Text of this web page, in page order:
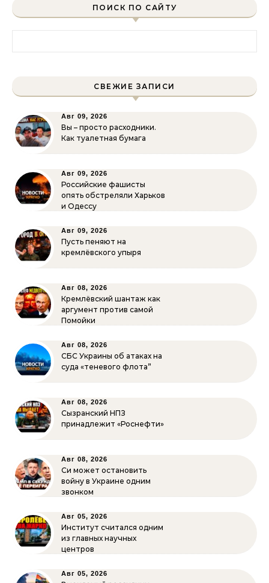
ПОИСК ПО САЙТУ
СВЕЖИЕ ЗАПИСИ
Авг 09, 2026
Вы – просто расходники.
Как туалетная бумага
Авг 09, 2026
Российские фашисты
опять обстреляли Харьков
и Одессу
Авг 09, 2026
Пусть пеняют на
кремлёвского упыря
Авг 08, 2026
Кремлёвский шантаж как
аргумент против самой
Помойки
Авг 08, 2026
СБС Украины об атаках на
суда «теневого флота”
Авг 08, 2026
Сызранский НПЗ
принадлежит «Роснефти»
Авг 08, 2026
Си может остановить
войну в Украине одним
звонком
Авг 05, 2026
Институт считался одним
из главных научных
центров
Авг 05, 2026